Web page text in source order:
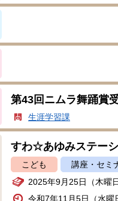
第43回ニムラ舞踊賞
生涯学習課
すわ☆あゆみステー
こども
講座・セミ
2025年9月25日（木曜
令和7年11月5日（水